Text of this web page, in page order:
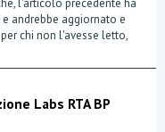
l'articolo precedente ha
andrebbe aggiornato e
chi non l'avesse letto,
Labs RTA BP